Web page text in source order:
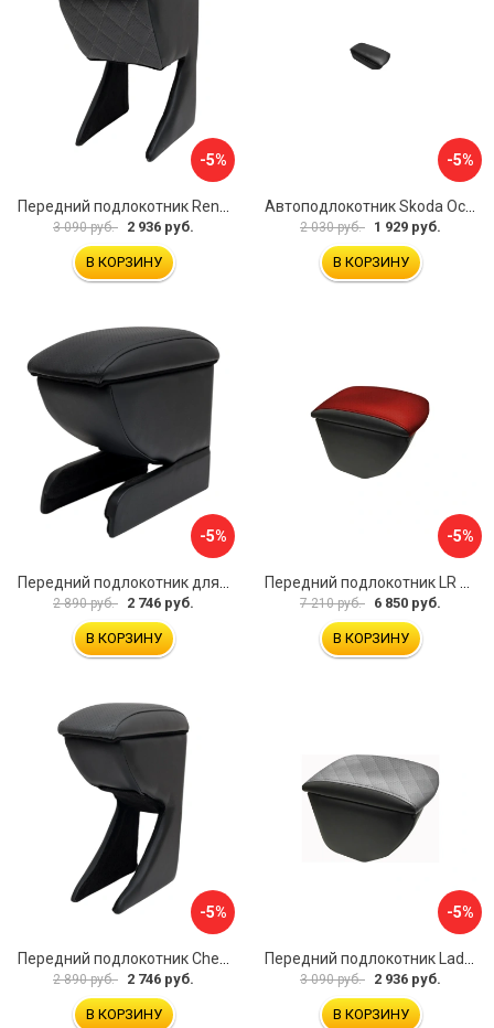
-5%
3 090 руб. 2 936 руб.
В КОРЗИНУ
-5%
2 030 руб. 1 929 руб.
В КОРЗИНУ
-5%
2 890 руб. 2 746 руб.
В КОРЗИНУ
-5%
7 210 руб. 6 850 руб.
В КОРЗИНУ
-5%
2 890 руб. 2 746 руб.
В КОРЗИНУ
-5%
3 090 руб. 2 936 руб.
В КОРЗИНУ